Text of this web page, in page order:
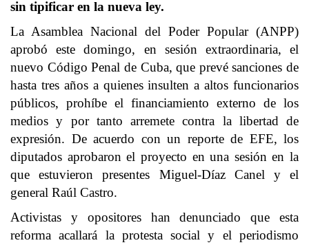
sin tipificar en la nueva ley.
La Asamblea Nacional del Poder Popular (ANPP)
aprobó este domingo, en sesión extraordinaria, el
nuevo Código Penal de Cuba, que prevé sanciones de
hasta tres años a quienes insulten a altos funcionarios
públicos, prohíbe el financiamiento externo de los
medios y por tanto arremete contra la libertad de
expresión. De acuerdo con un reporte de EFE, los
diputados aprobaron el proyecto en una sesión en la
que estuvieron presentes Miguel-Díaz Canel y el
general Raúl Castro.
Activistas y opositores han denunciado que esta
reforma acallará la protesta social y el periodismo